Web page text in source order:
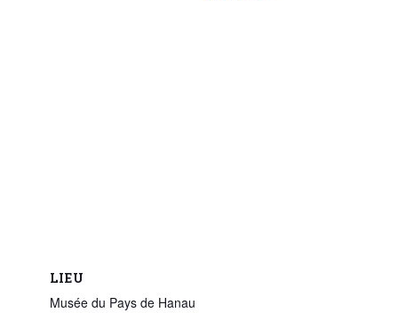
LIEU
Musée du Pays de Hanau